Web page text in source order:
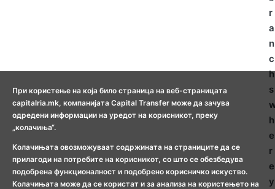
r
a
n
c
h
s
h
e
r
e
y
При користење на која било страница на веб-страницата
capitalria.mk, компанијата Capital Transfer може да зачува
одредени информации на уредот на корисникот, преку
„колачиња“.
Колачињата овозможуваат содржината на страниците да се
прилагоди на потребите на корисникот, со што се обезбедува
подобрена функционалност и подобрено корисничко искуство.
Колачињата може да се користат и за анализа на користењето на